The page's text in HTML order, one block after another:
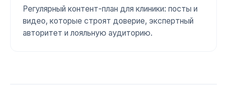
Регулярный контент-план для клиники: посты и
видео, которые строят доверие, экспертный
авторитет и лояльную аудиторию.